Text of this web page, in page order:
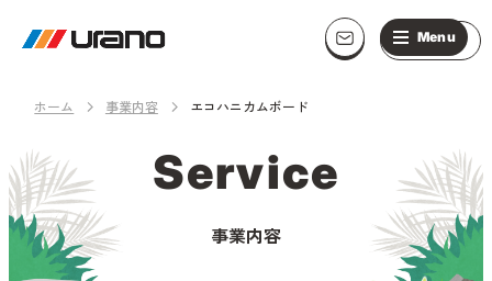
Service
事業内容
ホーム 事業内容 エコハニカムボード